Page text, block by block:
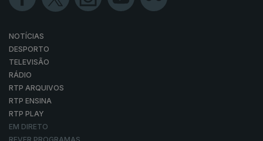
NOTÍCIAS
DESPORTO
TELEVISÃO
RÁDIO
RTP ARQUIVOS
RTP ENSINA
RTP PLAY
EM DIRETO